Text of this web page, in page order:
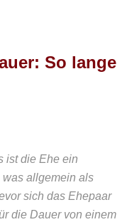
So lange
ist die Ehe ein
was allgemein als
sich das Ehepaar
die Dauer von einem